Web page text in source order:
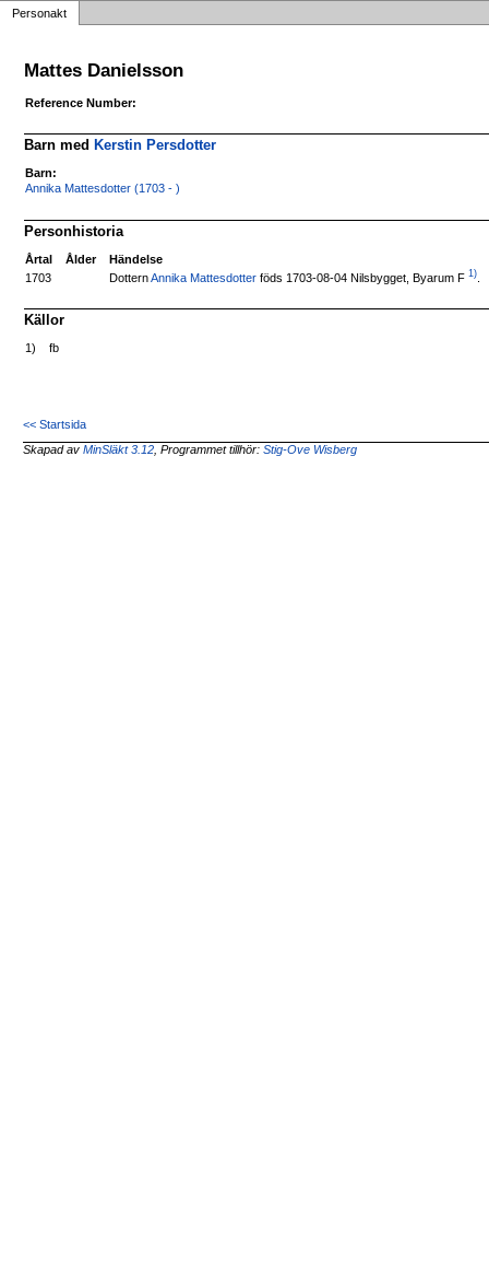
Personakt
Mattes Danielsson
Reference Number:
Barn med Kerstin Persdotter
Barn:
Annika Mattesdotter (1703 - )
Personhistoria
Årtal Ålder
Händelse
1703
DotternAnnika Mattesdotter föds 1703-08-04 Nilsbygget, Byarum F 1)
Källor
1) fb
<< Startsida
Skapad avMinSläkt 3.12 , Programmet tillhör:Stig-Ove Wisberg